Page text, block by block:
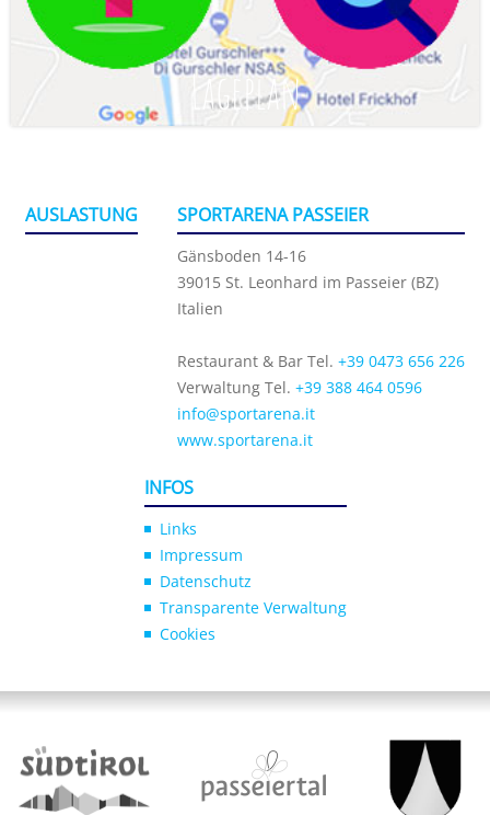
Lageplan
AUSLASTUNG SPORTARENA PASSEIER
Gänsboden 14-16
39015 St. Leonhard im Passeier (BZ)
Italien
Restaurant & Bar Tel. +39 0473 656 226
Verwaltung Tel. +39 388 464 0596
info@sportarena.it
www.sportarena.it
INFOS
Links
Impressum
Datenschutz
Transparente Verwaltung
Cookies